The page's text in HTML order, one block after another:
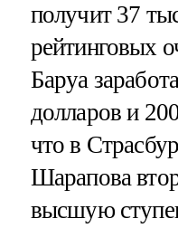
получит 37
рейтинговых
Баруа
долларов и
что в
Шарапова
высшую